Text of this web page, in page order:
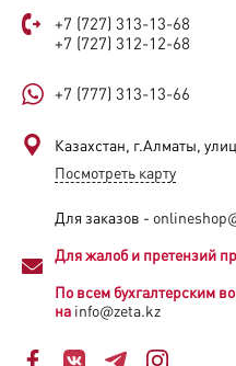
+7 (727) 313-13-68
+7 (727) 312-12-68
+7 (777) 313-13-66
Казахстан, г.Алматы,
Посмотреть карту
Для заказов -
Для жалоб и претензий
По всем бухгалтерским
на info@zeta.kz